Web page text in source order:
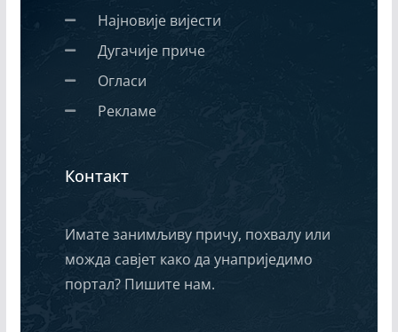
Најновије вијести
Дугачије приче
Огласи
Рекламе
Контакт
Имате занимљиву причу, похвалу или
можда савјет како да унаприједимо
портал? Пишите нам.